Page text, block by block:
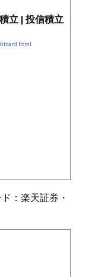
立 | 投信積立
：楽天証券・